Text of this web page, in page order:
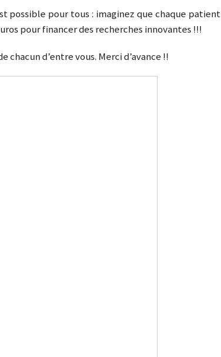
possible pour tous : imaginez que chaque patient
pour financer des recherches innovantes !!!
chacun d’entre vous. Merci d’avance !!